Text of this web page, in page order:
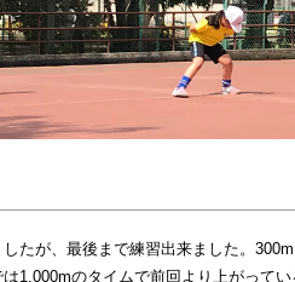
たが、最後まで練習出来ました。
1,000mのタイムで前回より上がって